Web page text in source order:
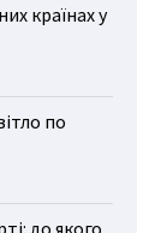
країнах у
по
до якого